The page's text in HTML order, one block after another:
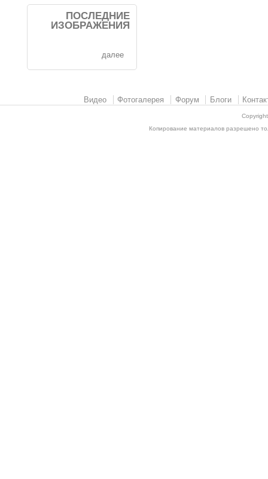
ПОСЛЕДНИЕ
ИЗОБРАЖЕНИЯ
далее
Видео Фотогалерея Форум Блоги
Копирование материалов разрешено